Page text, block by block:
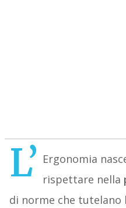
L’ Ergonomia
rispettare nella
di norme che tutelano